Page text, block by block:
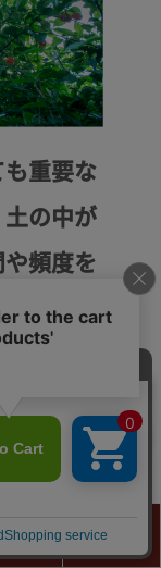
カート
ボタンへ
も重要な
の中が
頻度を
整して